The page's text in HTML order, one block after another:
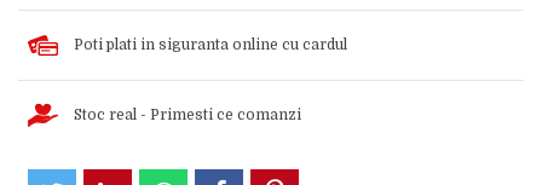
Poti plati in siguranta online cu cardul
Stoc real - Primesti ce comanzi